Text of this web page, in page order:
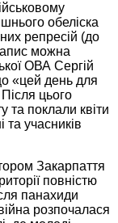
обеліска
репресій (до
можна
ОВА Сергій
«цей день для
цього
та поклали квіти
та учасників
Закарпаття
повністю
панахиди
розпочалася